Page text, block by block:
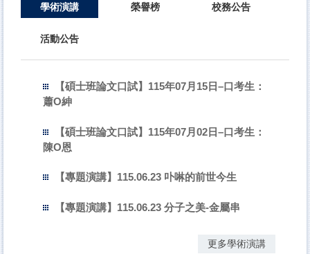
學術演講 榮譽榜 校務公告
活動公告
【碩士班論文口試】115年07月15日–口考生：
蕭O紳
【碩士班論文口試】115年07月02日–口考生：
陳O恩
【專題演講】115.06.23 卟啉的前世今生
【專題演講】115.06.23 分子之美-金屬串
更多學術演講